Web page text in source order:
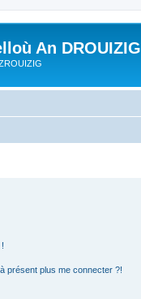
An DROUIZIG
présent plus me connecter ?!